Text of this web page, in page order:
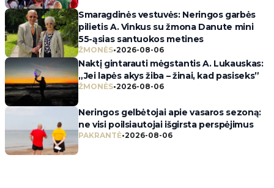
Smaragdinės vestuvės: Neringos garbės
pilietis A. Vinkus su žmona Danute mini
55-ąsias santuokos metines
ŽMONĖS•2026-08-06
Naktį gintarauti mėgstantis A. Lukauskas:
„Jei lapės akys žiba – žinai, kad pasiseks”
ŽMONĖS•2026-08-06
Neringos gelbėtojai apie vasaros sezoną:
ne visi poilsiautojai išgirsta perspėjimus
PAKRANTĖ•2026-08-06